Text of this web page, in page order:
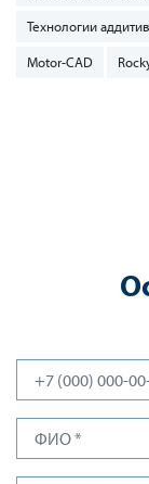
Технологии
Motor-CAD